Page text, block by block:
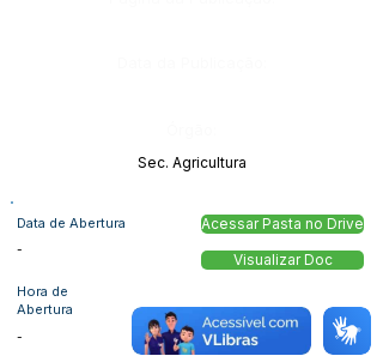
Sec. Agricultura
Data de Abertura
-
Acessar Pasta no Drive
Visualizar Doc
Hora de
Abertura
-